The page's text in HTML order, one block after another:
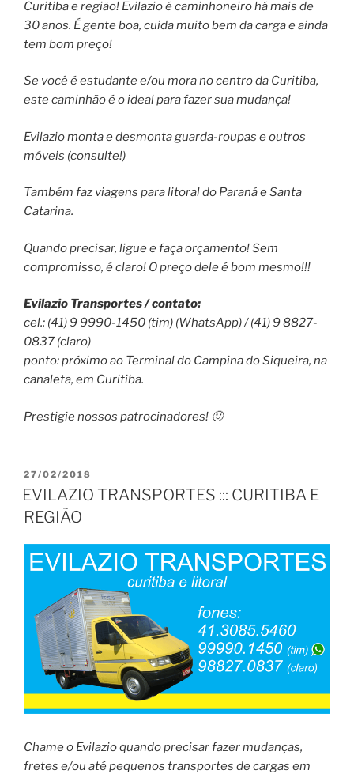
Curitiba e região! Evilazio é caminhoneiro há mais de
30 anos. É gente boa, cuida muito bem da carga e ainda
tem bom preço!
Se você é estudante e/ou mora no centro da Curitiba,
este caminhão é o ideal para fazer sua mudança!
Evilazio monta e desmonta guarda-roupas e outros
móveis (consulte!)
Também faz viagens para litoral do Paraná e Santa
Catarina.
Quando precisar, ligue e faça orçamento! Sem
compromisso, é claro! O preço dele é bom mesmo!!!
Evilazio Transportes / contato:
cel.: (41) 9 9990-1450 (tim) (WhatsApp) / (41) 9 8827-
0837 (claro)
ponto: próximo ao Terminal do Campina do Siqueira, na
canaleta, em Curitiba.
Prestigie nossos patrocinadores! 🙂
PUBLICADO
EM
27/02/2018
EVILAZIO TRANSPORTES ::: CURITIBA E
REGIÃO
Chame o Evilazio quando precisar fazer mudanças,
fretes e/ou até pequenos transportes de cargas em